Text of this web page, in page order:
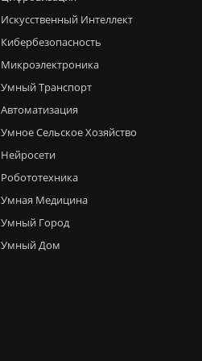
Искусственный Интеллект
Кибербезопасность
Микроэлектроника
Умный Транспорт
Автоматизация
Умное Сельское Хозяйство
Нейросети
Робототехника
Умная Медицина
Умный Город
Умный Дом